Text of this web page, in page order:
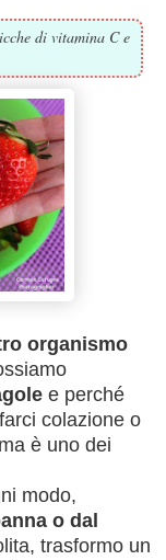
di vitamina C e
organismo
e perché
colazione o
è uno dei
modo,
o dal
trasformo un